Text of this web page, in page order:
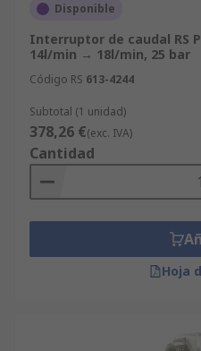
Disponible
Interruptor de caudal RS
14l/min → 18l/min, 25 bar
Código RS 613-4244
Subtotal (1 unidad)
378,26 €(exc. IVA)
Cantidad
Hoja